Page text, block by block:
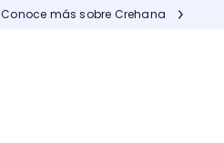
Conoce más sobre Crehana